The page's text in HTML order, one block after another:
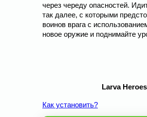
через череду опасностей.
так далее, с которыми
воинов врага с
новое оружие и поднимайте
Larva
Как установить?